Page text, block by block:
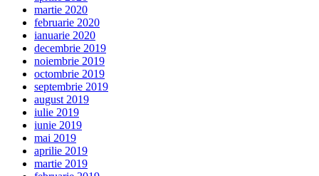
martie 2020
februarie 2020
ianuarie 2020
decembrie 2019
noiembrie 2019
octombrie 2019
septembrie 2019
august 2019
iulie 2019
iunie 2019
mai 2019
aprilie 2019
martie 2019